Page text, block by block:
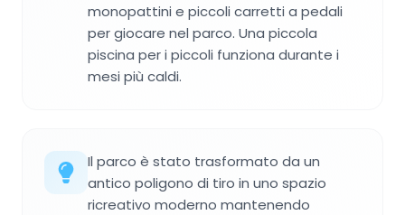
monopattini e piccoli carretti a pedali
per giocare nel parco. Una piccola
piscina per i piccoli funziona durante i
mesi più caldi.
Il parco è stato trasformato da un
antico poligono di tiro in uno spazio
ricreativo moderno mantenendo